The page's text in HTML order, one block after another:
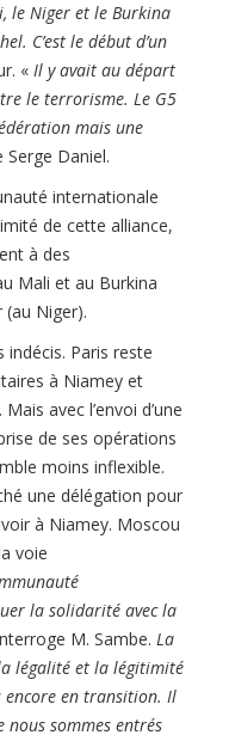
le Niger et le Burkina
C’est le début d’un
« Il y avait au départ
le terrorisme. Le G5
mais une
Daniel.
internationale
de cette alliance,
à des
Mali et au Burkina
Niger).
indécis. Paris reste
à Niamey et
avec l’envoi d’une
de ses opérations
moins inflexible.
une délégation pour
à Niamey. Moscou
voie
la solidarité avec la
M. Sambe. La
légalité et la légitimité
encore en transition. Il
sommes entrés